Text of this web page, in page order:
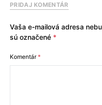
PRIDAJ KOMENTÁR
Vaša e-mailová adresa
sú označené *
Komentár*